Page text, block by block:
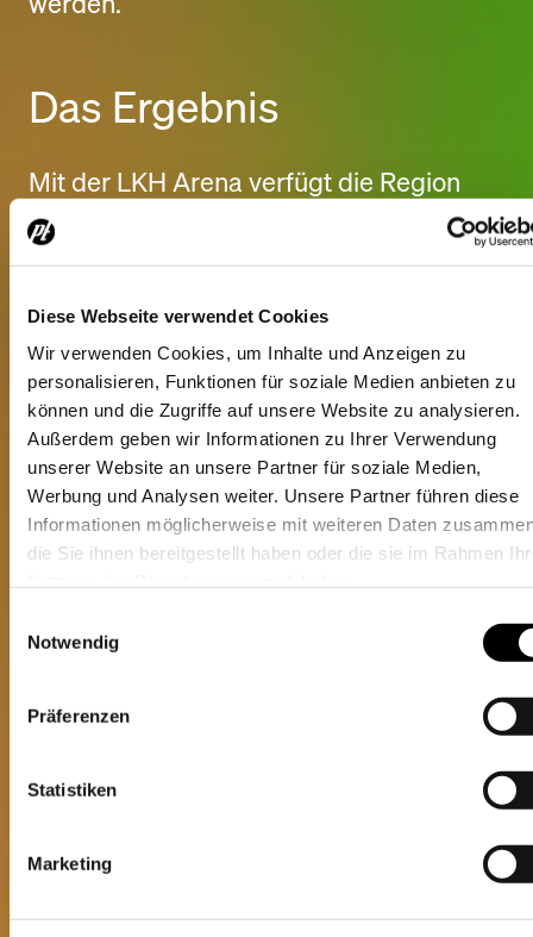
Diese Webseite verwendet Cookies
Wir verwenden Cookies, um Inhalte und Anzeigen zu
personalisieren, Funktionen für soziale Medien anbieten zu
können und die Zugriffe auf unsere Website zu analysieren.
Außerdem geben wir Informationen zu Ihrer Verwendung
unserer Website an unsere Partner für soziale Medien,
Werbung und Analysen weiter. Unsere Partner führen diese
Informationen möglicherweise mit weiteren Daten
die Sie ihnen bereitgestellt haben oder die sie im Rahmen
Notwendig
Präferenzen
Statistiken
Marketing
Das Ergebnis
Mit der LKH Arena verfügt die Region
Lüneburg heute über eine moderne
Veranstaltungsstätte, die
professionellem Niveau ermöglicht.
Die technische Infrastruktur schafft die
Grundlage für internationale
Sportveranstaltungen, Konzerte,
Kongresse, Firmenveranstaltungen und
Messen und bietet Veranstaltern ein
Betriebssicherheit.
Durch die Kombination aus technischer
Betreuung zeigt das Projekt
PROTONES